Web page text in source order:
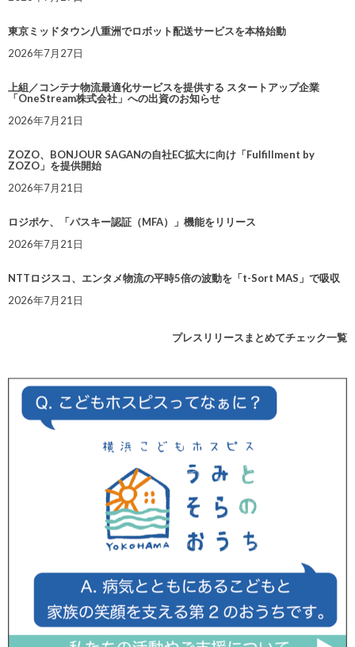
東京ミッドタウン八重洲でロボット配送サービスを本格始動
2026年7月27日
上組／コンテナ物流最適化サービスを提供する スタートアップ企業
「OneStream株式会社」への出資のお知らせ
2026年7月21日
ZOZO、BONJOUR SAGANの自社EC拡大に向け「Fulfillment by
ZOZO」を提供開始
2026年7月21日
ロジポケ、「パスキー認証（MFA）」機能をリリース
2026年7月21日
NTTロジスコ、エンタメ物流の平時5倍の波動を「t-Sort MAS」で吸収
2026年7月21日
プレスリリースまとめてチェック一覧